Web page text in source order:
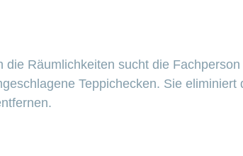
Räumlichkeiten sucht die
Teppichecken. Sie